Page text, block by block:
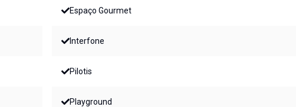
Espaço Gourmet
Interfone
Pilotis
Playground